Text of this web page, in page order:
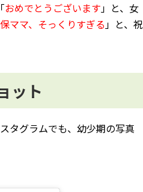
おめでとうございます」と、女
ママ、そっくりすぎる」と、祝
ット
タグラムでも、幼少期の写真